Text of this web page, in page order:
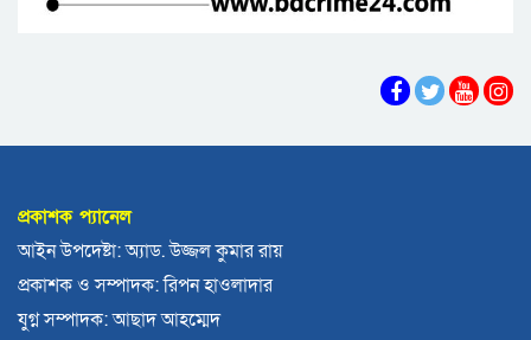
আসামীকে ২০ হাজার টাকা জরিমানা
ভোলায় পঞ্চম শ্রেণির ছাত্রীকে সংঘবদ্ধ ধর্ষণের
অভিযোগ, গ্রেপ্তার ৩
প্রকাশক প্যানেল
আইন উপদেষ্টা: অ্যাড. উজ্জল কুমার রায়
প্রকাশক ও সম্পাদক: রিপন হাওলাদার
যুগ্ন সম্পাদক: আছাদ আহম্মেদ